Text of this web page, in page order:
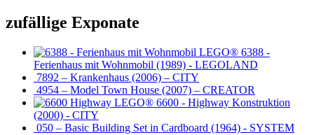
zufällige Exponate
6388 -
Ferienhaus mit Wohnmobil (1989) - LEGOLAND
7892 – Krankenhaus (2006) – CITY
4954 – Model Town House (2007) – CREATOR
6600 - Highway Konstruktion
(2000) - CITY
050 – Basic Building Set in Cardboard (1964) - SYSTEM